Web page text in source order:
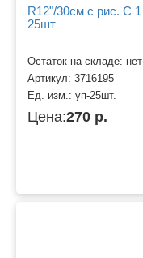
R12"/30см с рис. С 1
25шт
Остаток на складе:
Артикул: 3716195
Ед. изм.: уп-25шт.
Цена:270 р.